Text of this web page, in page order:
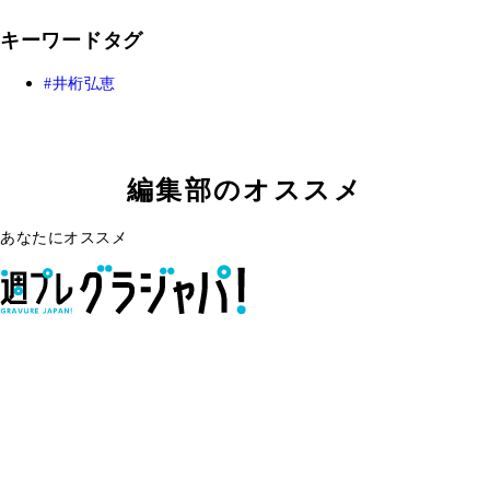
キーワードタグ
井桁弘恵
編集部のオススメ
あなたにオススメ